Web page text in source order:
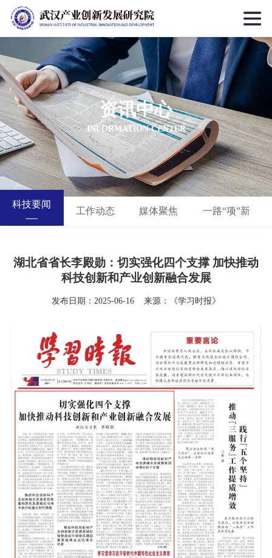
资讯中心
INFORMATION CENTER
科技要闻
工作动态 媒体聚焦 一路“项”新
湖北省省长李殿勋：切实强化四个支撑 加快推动
科技创新和产业创新融合发展
发布日期：2025-06-16 来源：《学习时报》